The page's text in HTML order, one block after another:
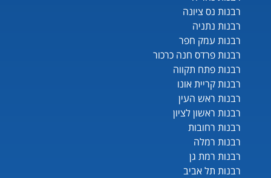
רבנות נס ציונה
רבנות נתניה
רבנות עמק חפר
רבנות פרדס חנה כרכור
רבנות פתח תקווה
רבנות קריית אונו
רבנות ראש העין
רבנות ראשון לציון
רבנות רחובות
רבנות רמלה
רבנות רמת גן
רבנות תל אביב